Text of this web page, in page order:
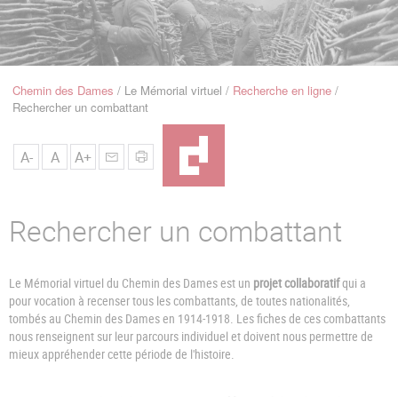
Navigation
Fil
Chemin des Dames Le Mémorial virtuel
Recherche en ligne
Rechercher un combattant
A- A A+
Rechercher un combattant
Le Mémorial virtuel du Chemin des Dames est un projet collaboratifqui a
pour vocation à recenser tous les combattants, de toutes nationalités,
tombés au Chemin des Dames en 1914-1918. Les fiches de ces combattants
nous renseignent sur leur parcours individuel et doivent nous permettre de
mieux appréhender cette période de l'histoire.